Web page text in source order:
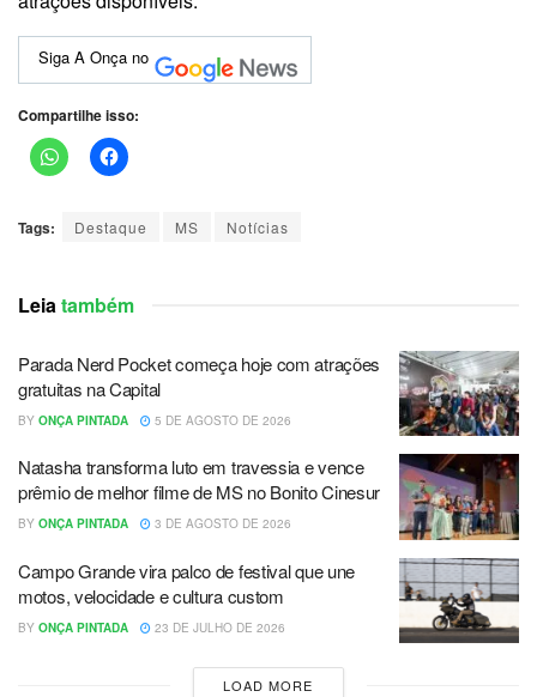
Siga A Onça no
Compartilhe isso:
Tags: Destaque MS Notícias
Leia também
Parada Nerd Pocket começa hoje com atrações
gratuitas na Capital
BY ONÇA PINTADA 5 DE AGOSTO DE 2026
Natasha transforma luto em travessia e vence
prêmio de melhor filme de MS no Bonito Cinesur
BY ONÇA PINTADA 3 DE AGOSTO DE 2026
Campo Grande vira palco de festival que une
motos, velocidade e cultura custom
BY ONÇA PINTADA 23 DE JULHO DE 2026
LOAD MORE